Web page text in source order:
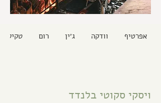
אפרטיף וודקה ג׳ין רום טקילה
ויסקי סקוטי בלנדד